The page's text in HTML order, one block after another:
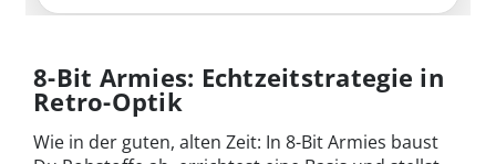
8-Bit Armies: Echtzeitstrategie in
Retro-Optik
Wie in der guten, alten Zeit: In 8-Bit Armies baust